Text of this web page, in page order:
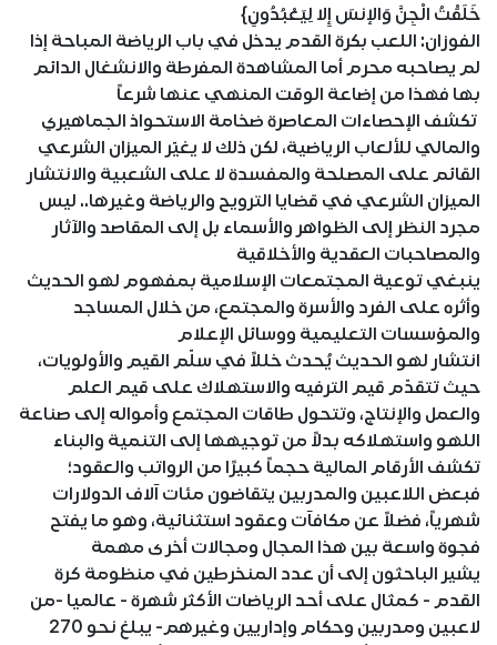
خَلَقْتُ الْجِنَّ وَالإنسَ إِلا لِيَعْبُدُونِ}
الفوزان: اللعب بكرة القدم يدخل في باب الرياضة المباحة إذا
لم يصاحبه محرم أما المشاهدة المفرطة والانشغال الدائم
بها فهذا من إضاعة الوقت المنهي عنها شرعاً
تكشف الإحصاءات المعاصرة ضخامة الاستحواذ الجماهيري
والمالي للألعاب الرياضية، لكن ذلك لا يغيّر الميزان الشرعي
القائم على المصلحة والمفسدة لا على الشعبية والانتشار
الميزان الشرعي في قضايا الترويح والرياضة وغيرها.. ليس
مجرد النظر إلى الظواهر والأسماء بل إلى المقاصد والآثار
والمصاحبات العقدية والأخلاقية
ينبغي توعية المجتمعات الإسلامية بمفهوم لهو الحديث
وأثره على الفرد والأسرة والمجتمع، من خلال المساجد
والمؤسسات التعليمية ووسائل الإعلام
انتشار لهو الحديث يُحدث خللاً في سلّم القيم والأولويات،
حيث تتقدّم قيم الترفيه والاستهلاك على قيم العلم
والعمل والإنتاج، وتتحول طاقات المجتمع وأمواله إلى صناعة
اللهو واستهلاكه بدلاً من توجيهها إلى التنمية والبناء
تكشف الأرقام المالية حجماً كبيرًا من الرواتب والعقود؛
فبعض اللاعبين والمدربين يتقاضون مئات آلاف الدولارات
شهرياً، فضلاً عن مكافآت وعقود استثنائية، وهو ما يفتح
فجوة واسعة بين هذا المجال ومجالات أخرى مهمة
يشير الباحثون إلى أن عدد المنخرطين في منظومة كرة
القدم - كمثال على أحد الرياضات الأكثر شهرة - عالميا -من
لاعبين ومدربين وحكام وإداريين وغيرهم- يبلغ نحو 270